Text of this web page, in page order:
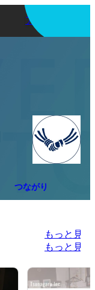
アプリを使う
つながり
もっと見る
もっと見る